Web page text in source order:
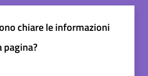
chiare le informazioni
pagina?